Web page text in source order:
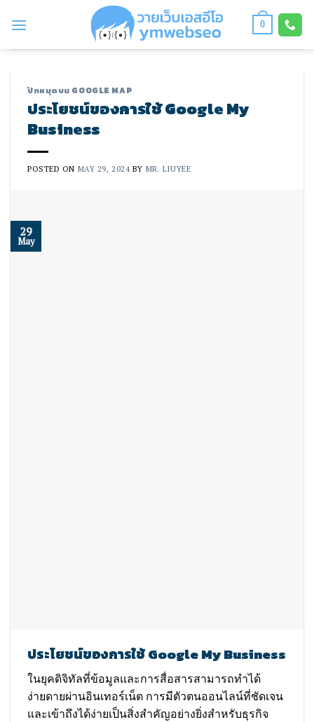
0
ปักหมุดบน GOOGLE MAP
ประโยชน์ของการใช้ Google My
Business
POSTED ON MAY 29, 2024BY MR. LIUYEE
29
May
ประโยชน์ของการใช้ Google My Business
ในยุคดิจิทัลที่ข้อมูลและการสื่อสารสามารถทำได้
ง่ายดายผ่านอินเทอร์เน็ต การมีตัวตนออนไลน์ที่ชัดเจน
และเข้าถึงได้ง่ายเป็นสิ่งสำคัญอย่างยิ่งสำหรับธุรกิจ